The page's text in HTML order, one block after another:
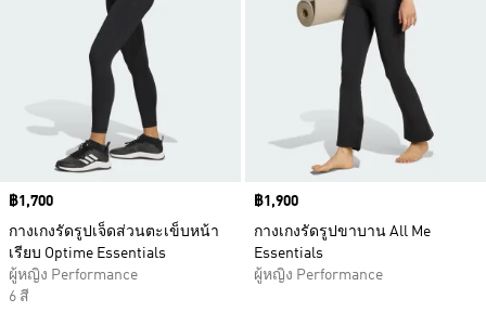
Price
฿1,700
กางเกงรัดรูปเจ็ดส่วนตะเข็บหน้า
เรียบ Optime Essentials
ผู้หญิง Performance
6 สี
Price
฿1,900
กางเกงรัดรูปขาบาน All Me
Essentials
ผู้หญิง Performance